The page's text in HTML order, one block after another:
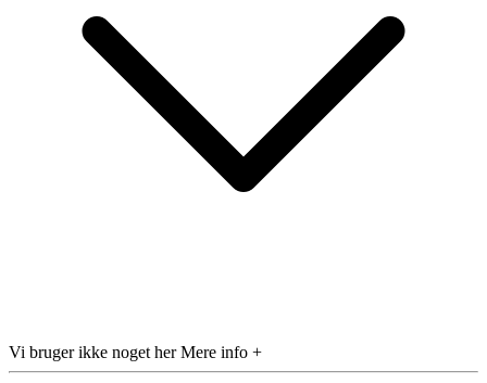
Vi bruger ikke noget herMere info +